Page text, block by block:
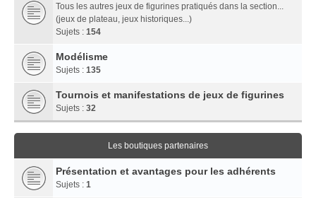
Tous les autres jeux de figurines pratiqués dans la section...
(jeux de plateau, jeux historiques...)
Sujets : 154
Modélisme
Sujets : 135
Tournois et manifestations de jeux de figurines
Sujets : 32
Les boutiques partenaires
Présentation et avantages pour les adhérents
Sujets : 1